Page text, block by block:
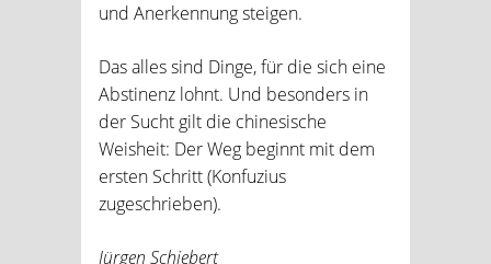
und Anerkennung steigen.
Das alles sind Dinge, für die sich eine
Abstinenz lohnt. Und besonders in
der Sucht gilt die chinesische
Weisheit: Der Weg beginnt mit dem
ersten Schritt (Konfuzius
zugeschrieben).
Jürgen Schiebert